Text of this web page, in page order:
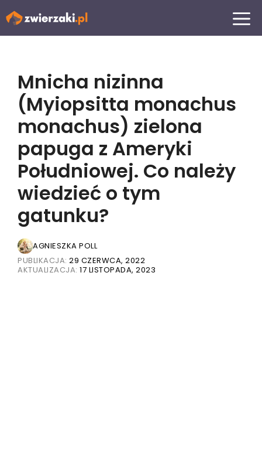
Przejdź
MENU
Mnicha nizinna
(Myiopsitta monachus
monachus) zielona
papuga z Ameryki
Południowej. Co należy
wiedzieć o tym
gatunku?
AGNIESZKA POLL
PUBLIKACJA: 29 CZERWCA, 2022
AKTUALIZACJA: 17 LISTOPADA, 2023